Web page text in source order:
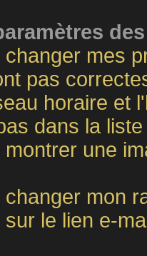
mes
pas
horaire et
dans la liste
une
mon
le lien e-